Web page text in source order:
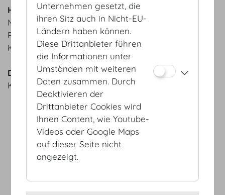
Hauptspeisen
MOTTO Kalbsbutterschnitzel | Erdäpfelpüree |
Röstzwiebel
Kürbisgulasch | Linsen | Chili
Dessert
Kaiserschmarrn | Apfelkompott vom Steirer Apfel
AGB
Unternehmen gesetzt, die
ihren Sitz auch in Nicht-EU-
Ländern haben können.
Diese Drittanbieter führen
die Informationen unter
Umständen mit weiteren
Daten zusammen. Durch
Deaktivieren der
Drittanbieter Cookies wird
Ihnen Content, wie Youtube-
Videos oder Google Maps
auf dieser Seite nicht
angezeigt.